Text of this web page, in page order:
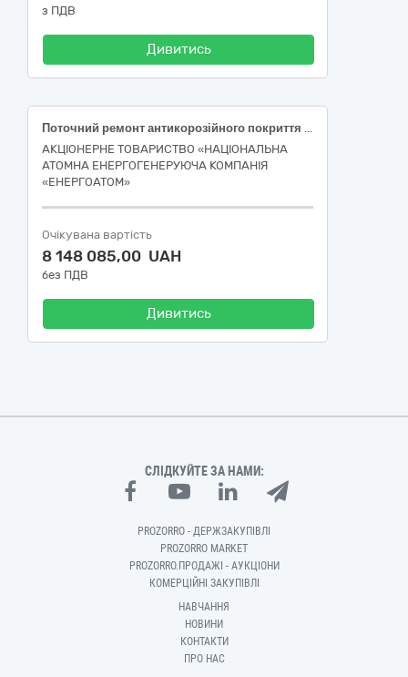
з ПДВ
Дивитись
Поточний ремонт антикорозійного покриття металевих конструкцій стель та відновлення вогнезахисного покриття металоконструкцій ферм та в'язей виробничої будівлі (етап 1)
АКЦІОНЕРНЕ ТОВАРИСТВО «НАЦІОНАЛЬНА
АТОМНА ЕНЕРГОГЕНЕРУЮЧА КОМПАНІЯ
«ЕНЕРГОАТОМ»
Очікувана вартість
8 148 085,00 UAH
без ПДВ
Дивитись
СЛІДКУЙТЕ ЗА НАМИ:
PROZORRO - ДЕРЖЗАКУПІВЛІ
PROZORRO MARKET
PROZORRO.ПРОДАЖІ - АУКЦІОНИ
КОМЕРЦІЙНІ ЗАКУПІВЛІ
НАВЧАННЯ
НОВИНИ
КОНТАКТИ
ПРО НАС